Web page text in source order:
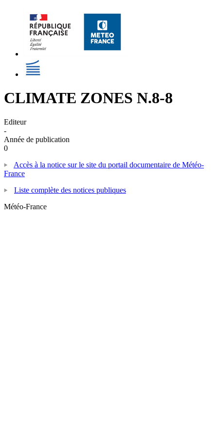
CLIMATE ZONES N.8-8
Editeur
-
Année de publication
0
Accès à la notice sur le site du portail documentaire de Météo-
France
Liste complète des notices publiques
Météo-France